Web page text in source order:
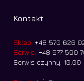
Kontakt:
Sklep: +48 570 626
Serwis: +48 577 590
Serwis czynny: 10:00